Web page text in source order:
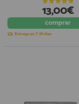
13,00€
comprar
Entrega en 7-10 días